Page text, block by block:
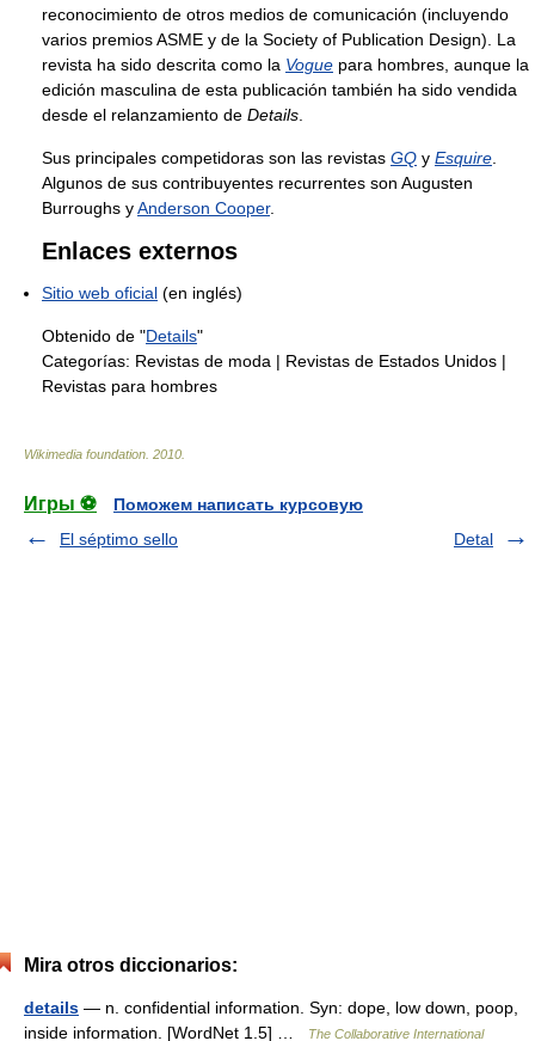
reconocimiento de otros medios de comunicación (incluyendo
varios premios ASME y de la Society of Publication Design). La
revista ha sido descrita como la Vogue para hombres, aunque la
edición masculina de esta publicación también ha sido vendida
desde el relanzamiento de Details
Sus principales competidoras son las revistas GQ y Esquire
Algunos de sus contribuyentes recurrentes son Augusten
Burroughs yAnderson Cooper.
Enlaces externos
Sitio web oficial (en inglés)
Obtenido de "Details"
Categorías: Revistas de moda | Revistas de Estados Unidos |
Revistas para hombres
Wikimedia foundation 2010
Игры ⚽
Поможем написать курсовую
El séptimo sello
Detal
Mira otros diccionarios:
details — n. confidential information. Syn: dope, low down, poop,
inside information. [WordNet 1.5] …
The Collaborative International